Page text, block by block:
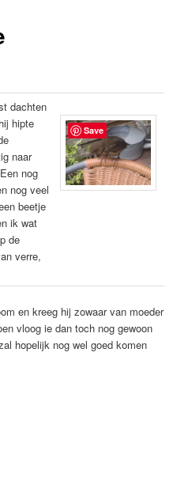
dachten
hipte
naar
nog
nog veel
beetje
ik wat
de
verre,
en kreeg hij zowaar van moeder
vloog ie dan toch nog gewoon
hopelijk nog wel goed komen
Save